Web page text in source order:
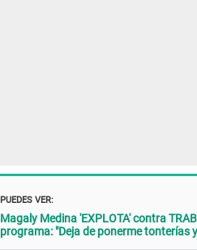
PUEDES VER:
Magaly Medina 'EXPLOTA' contra
programa: "Deja de ponerme tonterías